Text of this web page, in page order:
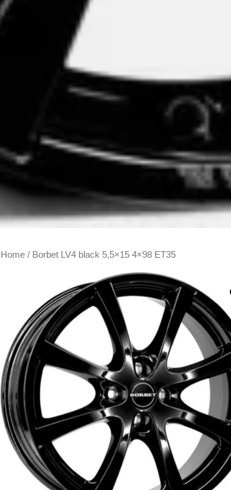
Home / Borbet LV4 black 5,5×15 4×98 ET35